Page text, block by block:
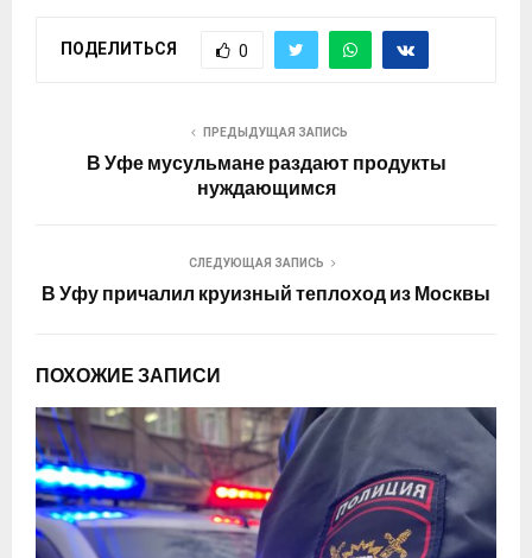
ПОДЕЛИТЬСЯ 0
ПРЕДЫДУЩАЯ ЗАПИСЬ
В Уфе мусульмане раздают продукты
нуждающимся
СЛЕДУЮЩАЯ ЗАПИСЬ
В Уфу причалил круизный теплоход из Москвы
ПОХОЖИЕ ЗАПИСИ